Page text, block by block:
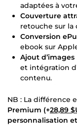
adaptées à
Couverture
retouche sur la
Conversion
ebook sur
Ajout
et intégration
contenu.
NB : La différence
Premium (+28,89
personnalisation